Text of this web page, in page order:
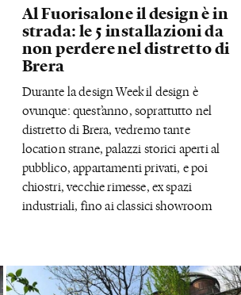
Al Fuorisalone il design è in
strada: le 5 installazioni da
non perdere nel distretto di
Brera
Durante la design Week il design è
ovunque: quest’anno, soprattutto nel
distretto di Brera, vedremo tante
location strane, palazzi storici aperti al
pubblico, appartamenti privati, e poi
chiostri, vecchie rimesse, ex spazi
industriali, fino ai classici showroom